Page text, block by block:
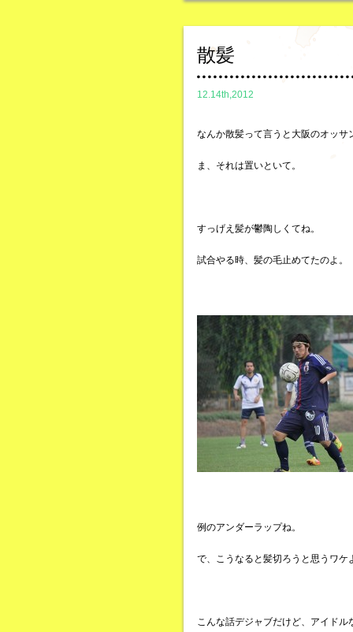
散髪
12.14th,2012
なんか散髪って言うと大阪のオッサ
ま、それは置いといて。
すっげえ髪が鬱陶しくてね。
試合やる時、髪の毛止めてたのよ。
例のアンダーラップね。
で、こうなると髪切ろうと思うワケ
こんな話デジャブだけど、アイド